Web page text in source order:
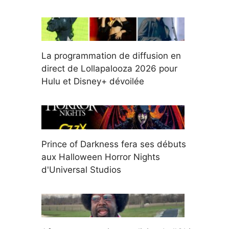
La programmation de diffusion en
direct de Lollapalooza 2026 pour
Hulu et Disney+ dévoilée
Prince of Darkness fera ses débuts
aux Halloween Horror Nights
d'Universal Studios